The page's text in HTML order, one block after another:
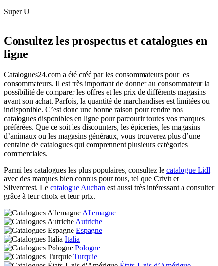
Super U
Consultez les prospectus et catalogues en
ligne
Catalogues24.com a été créé par les consommateurs pour les
consommateurs. Il est très important de donner au consommateur la
possibilité de comparer les offres et les prix de différents magasins
avant son achat. Parfois, la quantité de marchandises est limitées ou
indisponible. C’est donc une bonne raison pour rendre nos
catalogues disponibles en ligne pour parcourir toutes vos marques
préférées. Que ce soit les discounters, les épiceries, les magasins
d’animaux ou les magasins généraux, vous trouverez plus d’une
centaine de catalogues qui comprennent plusieurs catégories
commerciales.
Parmi les catalogues les plus populaires, consultez le catalogue Lidl
avec des marques bien connus pour tous, tel que Crivit et
Silvercrest. Le catalogue Auchan est aussi très intéressant a consulter
grâce à leur choix et leur prix.
Allemagne
Autriche
Espagne
Italia
Pologne
Turquie